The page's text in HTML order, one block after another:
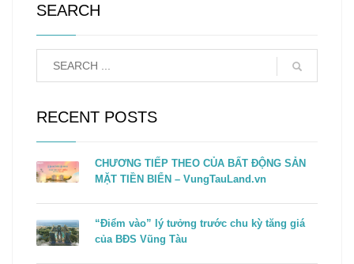
SEARCH
RECENT POSTS
CHƯƠNG TIẾP THEO CỦA BẤT ĐỘNG SẢN
MẶT TIỀN BIỂN – VungTauLand.vn
“Điểm vào” lý tưởng trước chu kỳ tăng giá
của BĐS Vũng Tàu